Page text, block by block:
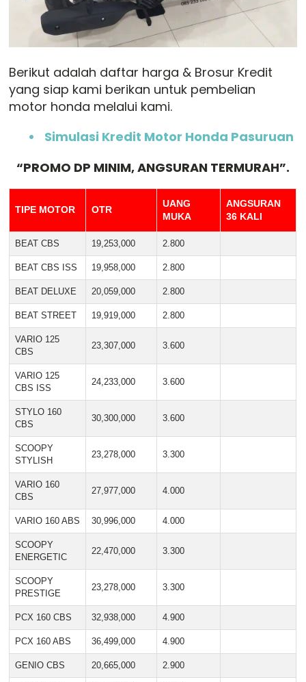
Berikut adalah daftar harga & Brosur Kredit
yang siap kami berikan untuk pembelian
motor honda melalui kami.
Simulasi Kredit Motor Honda Pasuruan
“PROMO DP MINIM, ANGSURAN TERMURAH”.
TIPE MOTOR OTR
UANG
MUKA
ANGSURAN
36 KALI
BEAT CBS 19,253,000 2.800
BEAT CBS ISS 19,958,000 2.800
BEAT DELUXE 20,059,000 2.800
BEAT STREET 19,919,000 2.800
VARIO 125
CBS
23,307,000 3.600
VARIO 125
CBS ISS
24,233,000 3.600
STYLO 160
CBS
30,300,000 3.600
SCOOPY
STYLISH
23,278,000 3.300
VARIO 160
CBS
27,977,000 4.000
VARIO 160 ABS 30,996,000 4.000
SCOOPY
ENERGETIC
22,470,000 3.300
SCOOPY
PRESTIGE
23,278,000 3.300
PCX 160 CBS 32,938,000 4.900
PCX 160 ABS 36,499,000 4.900
GENIO CBS 20,665,000 2.900